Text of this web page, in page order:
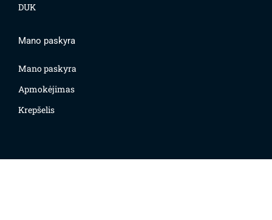
DUK
Mano paskyra
Mano paskyra
Apmokėjimas
Krepšelis